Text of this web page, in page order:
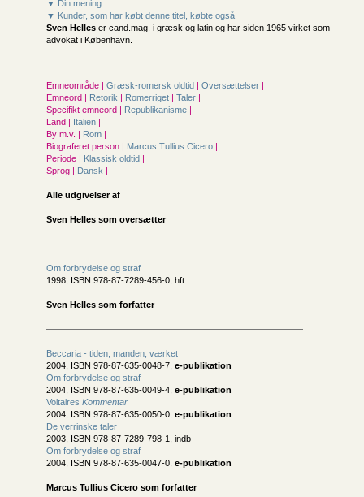
▼ Din mening
▼ Kunder, som har købt denne titel, købte også
Sven Helles er cand.mag. i græsk og latin og har siden 1965 virket som
advokat i København.
Emneområde | Græsk-romersk oldtid | Oversættelser |
Emneord | Retorik | Romerriget | Taler |
Specifikt emneord | Republikanisme |
Land | Italien |
By m.v. | Rom |
Biograferet person | Marcus Tullius Cicero |
Periode | Klassisk oldtid |
Sprog | Dansk |
Alle udgivelser af
Sven Helles som oversætter
Om forbrydelse og straf
1998, ISBN 978-87-7289-456-0, hft
Sven Helles som forfatter
Beccaria - tiden, manden, værket
2004, ISBN 978-87-635-0048-7, e-publikation
Om forbrydelse og straf
2004, ISBN 978-87-635-0049-4, e-publikation
Voltaires Kommentar
2004, ISBN 978-87-635-0050-0, e-publikation
De verrinske taler
2003, ISBN 978-87-7289-798-1, indb
Om forbrydelse og straf
2004, ISBN 978-87-635-0047-0, e-publikation
Marcus Tullius Cicero som forfatter